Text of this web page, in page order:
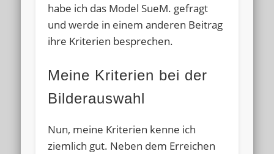
habe ich das Model SueM. gefragt
und werde in einem anderen Beitrag
ihre Kriterien besprechen.
Meine Kriterien bei der
Bilderauswahl
Nun, meine Kriterien kenne ich
ziemlich gut. Neben dem Erreichen